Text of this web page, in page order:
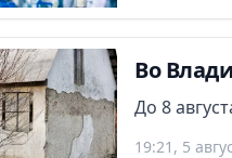
Во
До 8
19:21, 5